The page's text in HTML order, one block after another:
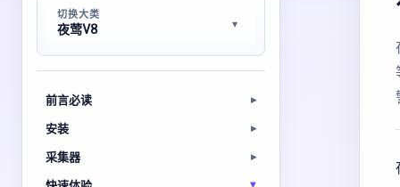
切换大类
夜莺V8
前言必读
安装
采集器